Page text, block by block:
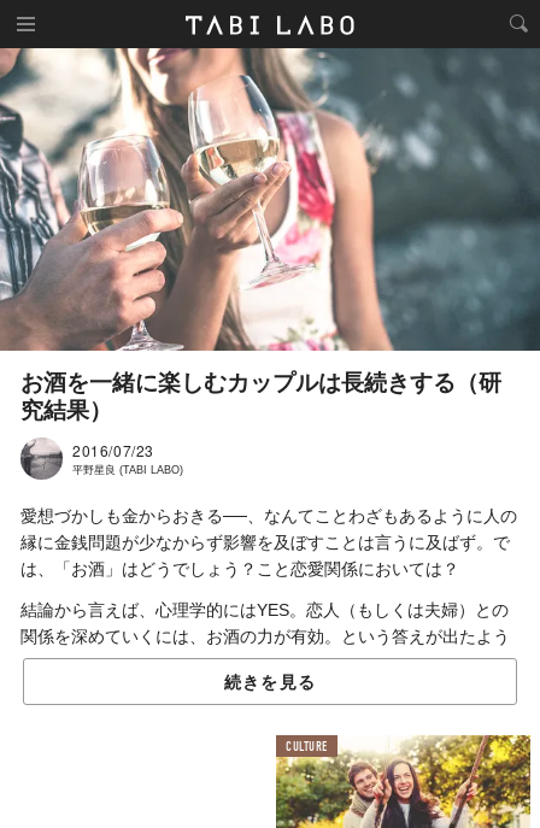
お酒を一緒に楽しむカップルは長続きする（研
究結果）
2016/07/23
平野星良 (TABI LABO)
愛想づかしも金からおきる──、なんてことわざもあるように人の
縁に金銭問題が少なからず影響を及ぼすことは言うに及ばず。で
は、「お酒」はどうでしょう？こと恋愛関係においては？
結論から言えば、心理学的にはYES。恋人（もしくは夫婦）との
関係を深めていくには、お酒の力が有効。という答えが出たよう
です。
理解、我慢、気づかいよりも
一緒にグラスを傾けること？
続きを見る
CULTURE